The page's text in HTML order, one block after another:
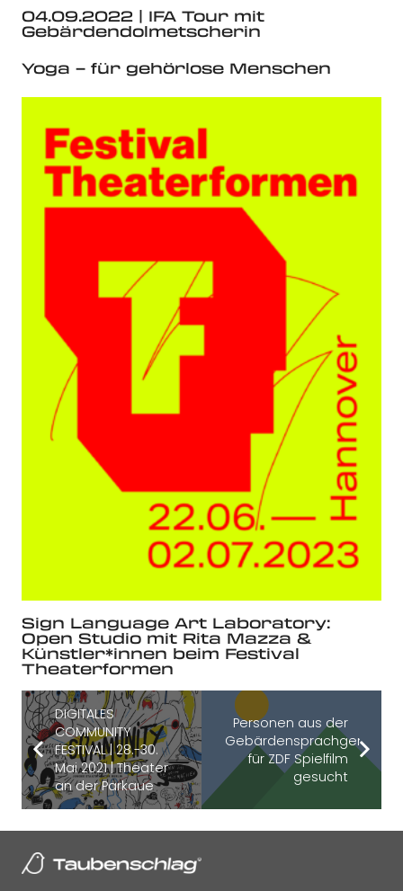
04.09.2022 | IFA Tour mit
Gebärdendolmetscherin
Yoga – für gehörlose Menschen
Sign Language Art Laboratory:
Open Studio mit Rita Mazza &
Künstler*innen beim Festival
Theaterformen
DIGITALES
COMMUNITY
FESTIVAL | 28.-30.
Mai 2021 | Theater
an der Parkaue
Personen aus der
für ZDF Spielfilm
gesucht